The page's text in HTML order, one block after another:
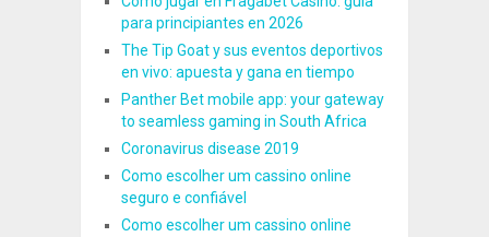
para principiantes en 2026
The Tip Goat y sus eventos deportivos
en vivo: apuesta y gana en tiempo
Panther Bet mobile app: your gateway
to seamless gaming in South Africa
Coronavirus disease 2019
Como escolher um cassino online
seguro e confiável
Como escolher um cassino online